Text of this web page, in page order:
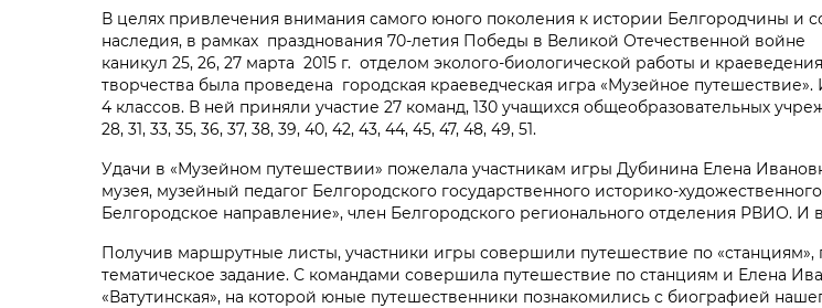
В целях привлечения внимания самого юного поколения к истории Белгородчины и
наследия, в рамках празднования 70-летия Победы в Великой Отечественной
каникул 25, 26, 27 марта 2015 г. отделом эколого-биологической работы и
творчества была проведена городская краеведческая игра «Музейное
4 классов. В ней приняли участие 27 команд, 130 учащихся общеобразовательных
28, 31, 33, 35, 36, 37, 38, 39, 40, 42, 43, 44, 45, 47, 48, 49, 51.
Удачи в «Музейном путешествии» пожелала участникам игры Дубинина Елена
музея, музейный педагог Белгородского государственного историко-
Белгородское направление», член Белгородского регионального отделения РВИО. И
Получив маршрутные листы, участники игры совершили путешествие по
тематическое задание. С командами совершила путешествие по станциям и Елена
«Ватутинская», на которой юные путешественники познакомились с биографией